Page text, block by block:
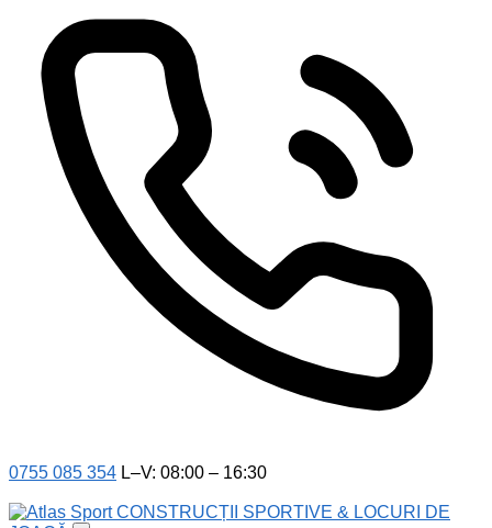
0755 085 354 L–V: 08:00 – 16:30
CONSTRUCȚII SPORTIVE & LOCURI DE